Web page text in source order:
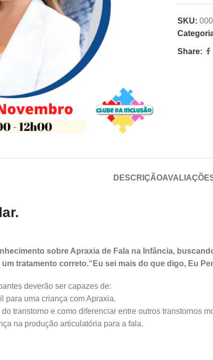
SKU:
Share:
DESCRIÇÃO
sobre Apraxia de Fala na Infância,
tratamento correto.“Eu sei mais do que digo, Eu
deverão ser capazes de:
para uma criança com Apraxia.
transtorno e como diferenciar entre outros transtornos
na produção articulatória para a fala.